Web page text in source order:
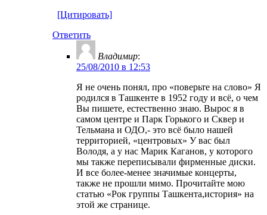
[Цитировать]
Ответить
Владимир:
25/08/2010 в 12:53
Я не очень понял, про «поверьте на слово» Я
родился в Ташкенте в 1952 году и всё, о чем
Вы пишете, естественно знаю. Вырос я в
самом центре и Парк Горького и Сквер и
Тельмана и ОДО,- это всё было нашей
территорией, «центровых» У вас был
Володя, а у нас Марик Каганов, у которого
мы также переписывали фирменные диски.
И все более-менее значимые концерты,
также не прошли мимо. Прочитайте мою
статью «Рок группы Ташкента,история» на
этой же странице.